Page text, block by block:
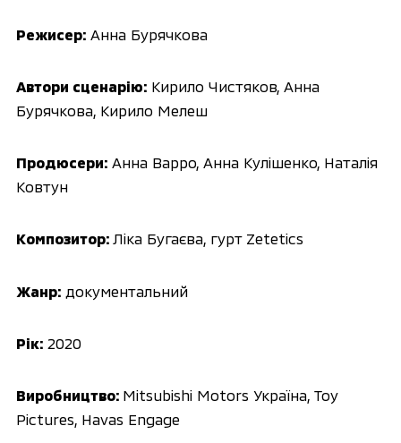
Режисер: Анна Бурячкова
Автори сценарію: Кирило Чистяков, Анна
Бурячкова, Кирило Мелеш
Продюсери: Анна Варро, Анна Кулішенко, Наталія
Ковтун
Композитор: Ліка Бугаєва, гурт Zetetics
Жанр: документальний
Рік: 2020
Виробництво: Mitsubishi Motors Україна, Toy
Pictures, Havas Engage